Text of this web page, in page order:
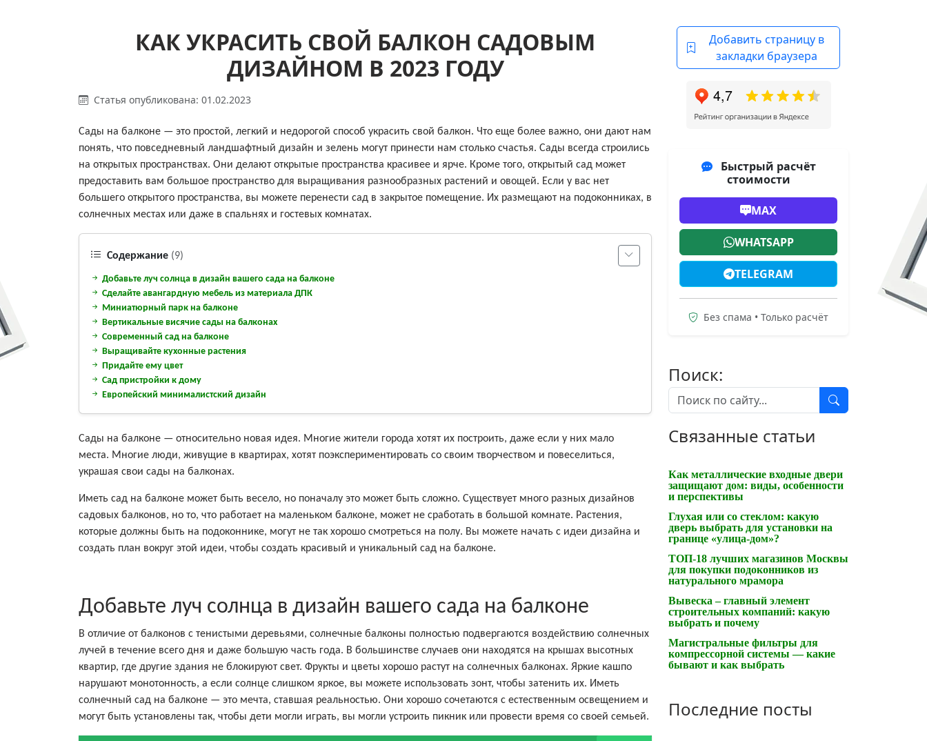
КАК УКРАСИТЬ СВОЙ БАЛКОН САДОВЫМ
ДИЗАЙНОМ В 2023 ГОДУ
Статья опубликована: 01.02.2023
Сады на балконе — это простой, легкий и недорогой способ украсить свой балкон. Что еще более важно, они дают нам
понять, что повседневный ландшафтный дизайн и зелень могут принести нам столько счастья. Сады всегда строились
на открытых пространствах. Они делают открытые пространства красивее и ярче. Кроме того, открытый сад может
предоставить вам большое пространство для выращивания разнообразных растений и овощей. Если у вас нет
большего открытого пространства, вы можете перенести сад в закрытое помещение. Их размещают на подоконниках, в
солнечных местах или даже в спальнях и гостевых комнатах.
Содержание (9)
Добавьте луч солнца в дизайн вашего сада на балконе
Сделайте авангардную мебель из материала ДПК
Миниатюрный парк на балконе
Вертикальные висячие сады на балконах
Современный сад на балконе
Выращивайте кухонные растения
Придайте ему цвет
Сад пристройки к дому
Европейский минималистский дизайн
Сады на балконе — относительно новая идея. Многие жители города хотят их построить, даже если у них мало
места. Многие люди, живущие в квартирах, хотят поэкспериментировать со своим творчеством и повеселиться,
украшая свои сады на балконах.
Иметь сад на балконе может быть весело, но поначалу это может быть сложно. Существует много разных дизайнов
садовых балконов, но то, что работает на маленьком балконе, может не сработать в большой комнате. Растения,
которые должны быть на подоконнике, могут не так хорошо смотреться на полу. Вы можете начать с идеи дизайна и
создать план вокруг этой идеи, чтобы создать красивый и уникальный сад на балконе.
Добавьте луч солнца в дизайн вашего сада на балконе
В отличие от балконов с тенистыми деревьями, солнечные балконы полностью подвергаются воздействию солнечных
лучей в течение всего дня и даже большую часть года. В большинстве случаев они находятся на крышах высотных
квартир, где другие здания не блокируют свет. Фрукты и цветы хорошо растут на солнечных балконах. Яркие кашпо
нарушают монотонность, а если солнце слишком яркое, вы можете использовать зонт, чтобы затенить их. Иметь
солнечный сад на балконе — это мечта, ставшая реальностью. Они хорошо сочетаются с естественным освещением и
могут быть установлены так, чтобы дети могли играть, вы могли устроить пикник или провести время со своей семьей.
Добавить страницу в
закладки браузера
Быстрый расчёт
стоимости
MAX
WHATSAPP
TELEGRAM
Без спама • Только расчёт
Поиск:
Связанные статьи
Как металлические входные двери
защищают дом: виды, особенности
и перспективы
Глухая или со стеклом: какую
дверь выбрать для установки на
границе «улица-дом»?
ТОП-18 лучших магазинов Москвы
для покупки подоконников из
натурального мрамора
Вывеска – главный элемент
строительных компаний: какую
выбрать и почему
Магистральные фильтры для
компрессорной системы — какие
бывают и как выбрать
Последние посты